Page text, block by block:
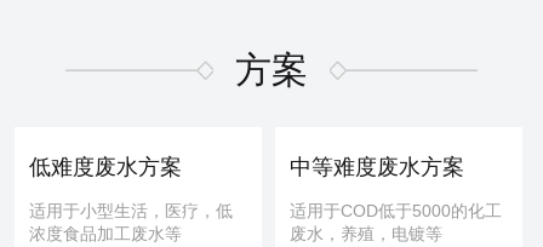
制，增加或删减功能版块等
维修内容：提供编程服务
可选服务：提供管线材料
式膜，板式膜，陶瓷膜等
可选服务：提供清洗药剂
服务保障：通量至70%
方案
低难度废水方案
适用于小型生活，医疗，低
浓度食品加工废水等
中等难度废水方案
适用于COD低于5000的化工
废水，养殖，电镀等